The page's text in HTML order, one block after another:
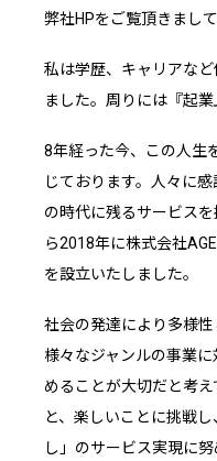
弊社HPをご覧頂きまし
私は学歴、キャリアな
ました。周りには『起
8年経った今、この人生
じております。人々に
の時代に残るサービス
ら2018年に株式会社
を設立いたしました。
社会の発達により多様性
様々なジャンルの事業
めることが大切だと考
と、楽しいことに挑戦
し」のサービス実現に努